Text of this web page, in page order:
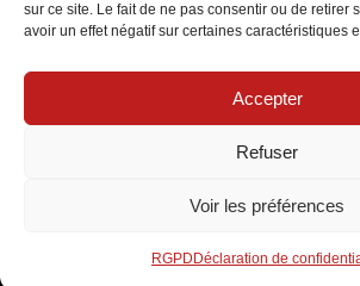
sur ce site. Le fait de ne pas consentir ou de retirer
avoir un effet négatif sur certaines caractéristiques
Accepter
Refuser
Voir les préférences
RGPD Déclaration de
SUIVEZ NOUS
Made by :Standesign.fr